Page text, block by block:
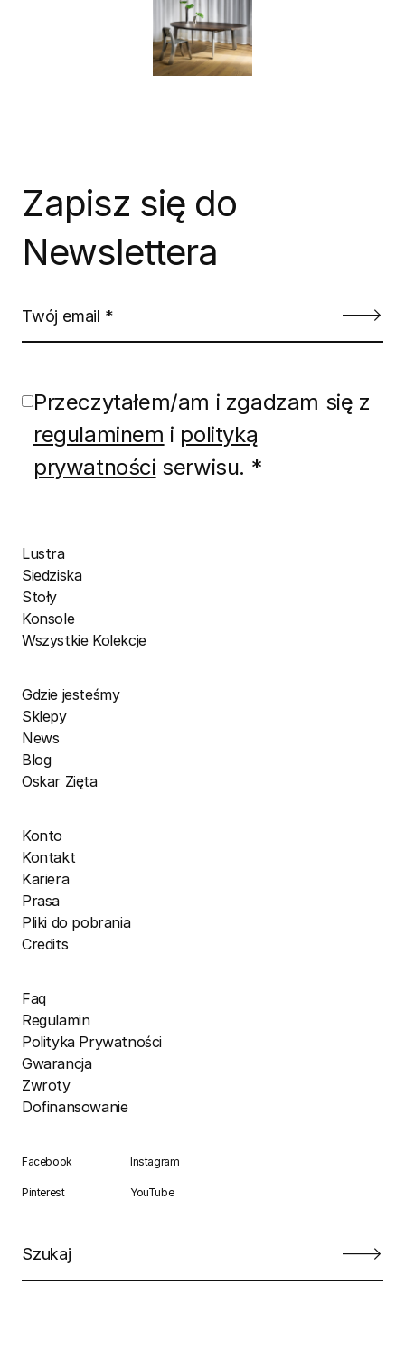
Zapisz się do
Newslettera
Przeczytałem/am i zgadzam się z
regulaminem i polityką
prywatności serwisu. *
Lustra
Siedziska
Stoły
Konsole
Wszystkie Kolekcje
Gdzie jesteśmy
Sklepy
News
Blog
Oskar Zięta
Konto
Kontakt
Kariera
Prasa
Pliki do pobrania
Credits
Faq
Regulamin
Polityka Prywatności
Gwarancja
Zwroty
Dofinansowanie
Facebook Instagram
Pinterest YouTube